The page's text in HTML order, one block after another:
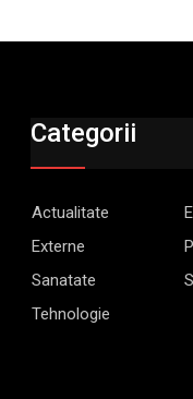
Categorii
Actualitate
Externe
Sanatate
Tehnologie